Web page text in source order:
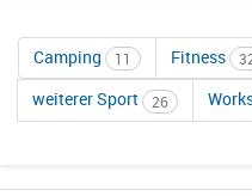
Camping 11 Fitness
weiterer Sport 26